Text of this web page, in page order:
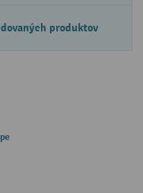
produktov